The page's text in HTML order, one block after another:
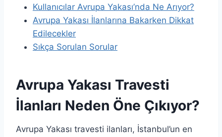
Kullanıcılar Avrupa Yakası’nda Ne Arıyor?
Avrupa Yakası İlanlarına Bakarken Dikkat
Edilecekler
Sıkça Sorulan Sorular
Avrupa Yakası Travesti
İlanları Neden Öne Çıkıyor?
Avrupa Yakası travesti ilanları, İstanbul’un en